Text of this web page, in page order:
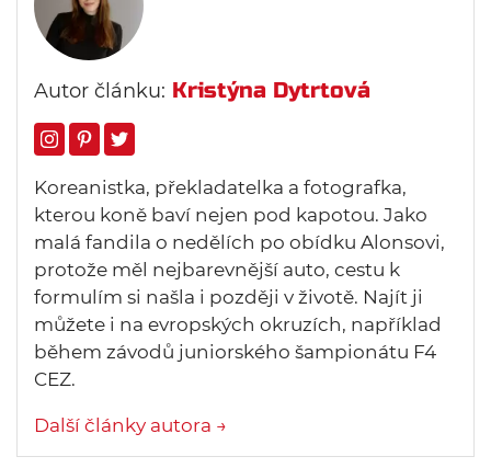
Autor článku: Kristýna Dytrtová
Koreanistka, překladatelka a fotografka,
kterou koně baví nejen pod kapotou. Jako
malá fandila o nedělích po obídku Alonsovi,
protože měl nejbarevnější auto, cestu k
formulím si našla i později v životě. Najít ji
můžete i na evropských okruzích, například
během závodů juniorského šampionátu F4
CEZ.
Další články autora →